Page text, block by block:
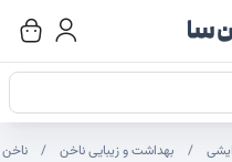
بهداشت و زیبایی ناخن